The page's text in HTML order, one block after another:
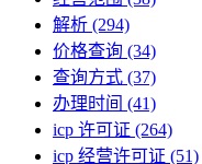
解析 (294)
价格查询 (34)
查询方式 (37)
办理时间 (41)
icp 许可证 (264)
icp 经营许可证 (51)